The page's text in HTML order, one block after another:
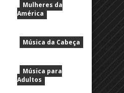
Mulheres da
América
Música da Cabeça
Música para
Adultos